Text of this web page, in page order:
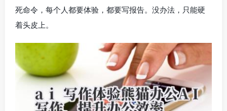
死命令，每个人都要体验，都要写报告。没办法，只能硬
着头皮上。